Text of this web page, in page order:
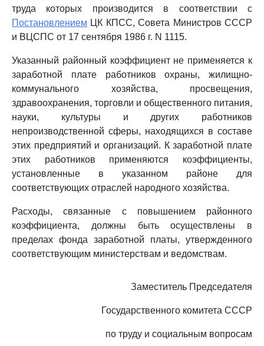
труда которых производится в соответствии с
Постановлением ЦК КПСС, Совета Министров СССР
и ВЦСПС от 17 сентября 1986 г. N 1115.
Указанный районный коэффициент не применяется к
заработной плате работников охраны, жилищно-
коммунального хозяйства, просвещения,
здравоохранения, торговли и общественного питания,
науки, культуры и других работников
непроизводственной сферы, находящихся в составе
этих предприятий и организаций. К заработной плате
этих работников применяются коэффициенты,
установленные в указанном районе для
соответствующих отраслей народного хозяйства.
Расходы, связанные с повышением районного
коэффициента, должны быть осуществлены в
пределах фонда заработной платы, утвержденного
соответствующим министерствам и ведомствам.
Заместитель Председателя
Государственного комитета СССР
по труду и социальным вопросам